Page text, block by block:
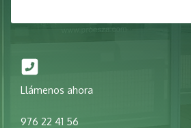
Llámenos ahora
976 22 41 56